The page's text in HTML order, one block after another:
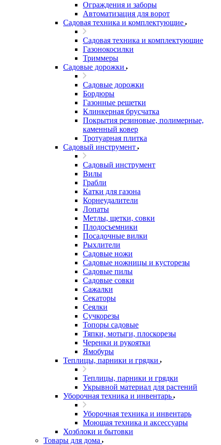
Ограждения и заборы
Автоматизация для ворот
Садовая техника и комплектующие
Садовая техника и комплектующие
Газонокосилки
Триммеры
Садовые дорожки
Садовые дорожки
Бордюры
Газонные решетки
Клинкерная брусчатка
Покрытия резиновые, полимерные,
каменный ковер
Тротуарная плитка
Садовый инструмент
Садовый инструмент
Вилы
Грабли
Катки для газона
Корнеудалители
Лопаты
Метлы, щетки, совки
Плодосъемники
Посадочные вилки
Рыхлители
Садовые ножи
Садовые ножницы и кусторезы
Садовые пилы
Садовые совки
Сажалки
Секаторы
Сеялки
Сучкорезы
Топоры садовые
Тяпки, мотыги, плоскорезы
Черенки и рукоятки
Ямобуры
Теплицы, парники и грядки
Теплицы, парники и грядки
Укрывной материал для растений
Уборочная техника и инвентарь
Уборочная техника и инвентарь
Моющая техника и аксессуары
Хозблоки и бытовки
Товары для дома